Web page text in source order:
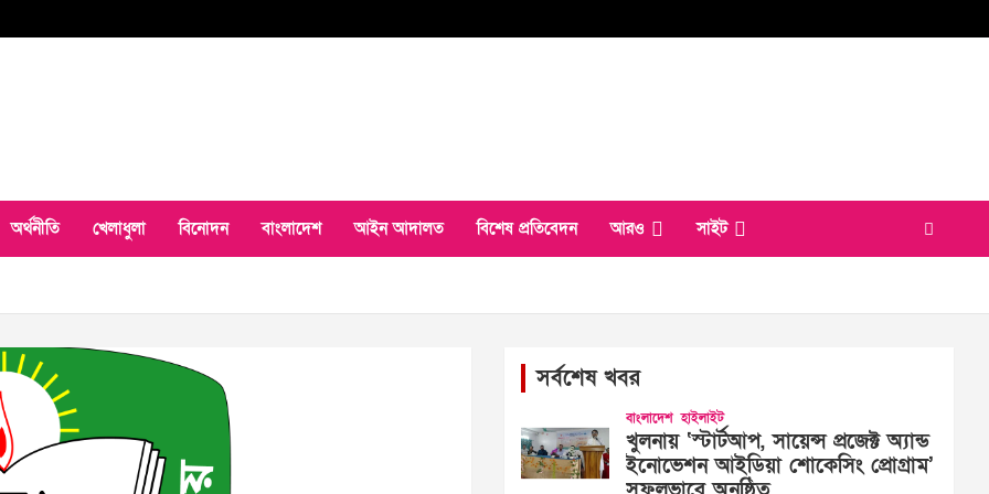
অর্থনীতি খেলাধুলা বিনোদন বাংলাদেশ আইন আদালত বিশেষ প্রতিবেদন আরও সাইট
সর্বশেষ খবর
বাংলাদেশ হাইলাইট
খুলনায় ‘স্টার্টআপ, সায়েন্স প্রজেক্ট অ্যান্ড
ইনোভেশন আইডিয়া শোকেসিং প্রোগ্রাম’